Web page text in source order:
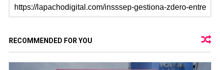
RECOMMENDED FOR YOU